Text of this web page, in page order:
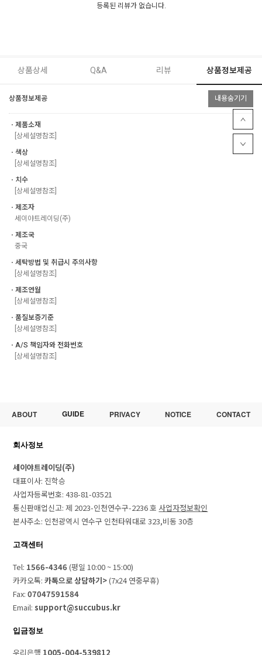
등록된 리뷰가 없습니다.
상품상세 Q&A 리뷰 상품정보제공
상품정보제공 내용숨기기
ㆍ제품소재
[상세설명참조]
ㆍ색상
[상세설명참조]
ㆍ치수
[상세설명참조]
ㆍ제조자
세이야트레이딩(주)
ㆍ제조국
중국
ㆍ세탁방법 및 취급시 주의사항
[상세설명참조]
ㆍ제조연월
[상세설명참조]
ㆍ품질보증기준
[상세설명참조]
ㆍA/S 책임자와 전화번호
[상세설명참조]
ABOUT GUIDE PRIVACY NOTICE CONTACT
회사정보
세이야트레이딩(주)
대표이사: 진학승
사업자등록번호: 438-81-03521
통신판매업신고: 제 2023-인천연수구-2236 호 사업자정보확인
본사주소: 인천광역시 연수구 인천타워대로 323,비동 30층
고객센터
Tel: 1566-4346 (평일 10:00 ~ 15:00)
카카오톡:카톡으로 상담하기>(7x24 연중무휴)
Fax:07047591584
Email:support@succubus.kr
입금정보
우리은행 1005-004-539812